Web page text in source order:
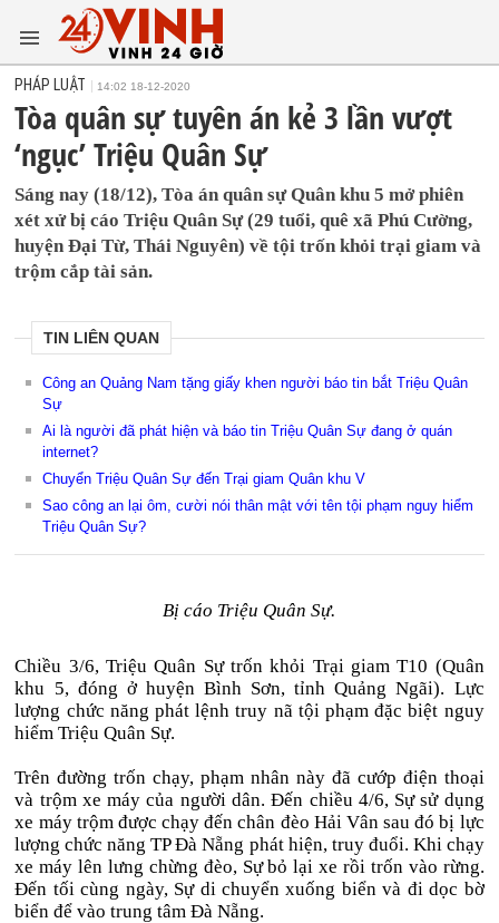
PHÁP LUẬT 14:02 18-12-2020
Tòa quân sự tuyên án kẻ 3 lần vượt
‘ngục’ Triệu Quân Sự
Sáng nay (18/12), Tòa án quân sự Quân khu 5 mở phiên
xét xử bị cáo Triệu Quân Sự (29 tuổi, quê xã Phú Cường,
huyện Đại Từ, Thái Nguyên) về tội trốn khỏi trại giam và
trộm cắp tài sản.
TIN LIÊN QUAN
Công an Quảng Nam tặng giấy khen người báo tin bắt Triệu Quân
Sự
Ai là người đã phát hiện và báo tin Triệu Quân Sự đang ở quán
internet?
Chuyển Triệu Quân Sự đến Trại giam Quân khu V
Sao công an lại ôm, cười nói thân mật với tên tội phạm nguy hiểm
Triệu Quân Sự?
Bị cáo Triệu Quân Sự.
Chiều 3/6, Triệu Quân Sự trốn khỏi Trại giam T10 (Quân
khu 5, đóng ở huyện Bình Sơn, tỉnh Quảng Ngãi). Lực
lượng chức năng phát lệnh truy nã tội phạm đặc biệt nguy
hiểm Triệu Quân Sự.
Trên đường trốn chạy, phạm nhân này đã cướp điện thoại
và trộm xe máy của người dân. Đến chiều 4/6, Sự sử dụng
xe máy trộm được chạy đến chân đèo Hải Vân sau đó bị lực
lượng chức năng TP Đà Nẵng phát hiện, truy đuổi. Khi chạy
xe máy lên lưng chừng đèo, Sự bỏ lại xe rồi trốn vào rừng.
Đến tối cùng ngày, Sự di chuyển xuống biển và đi dọc bờ
biển để vào trung tâm Đà Nẵng.